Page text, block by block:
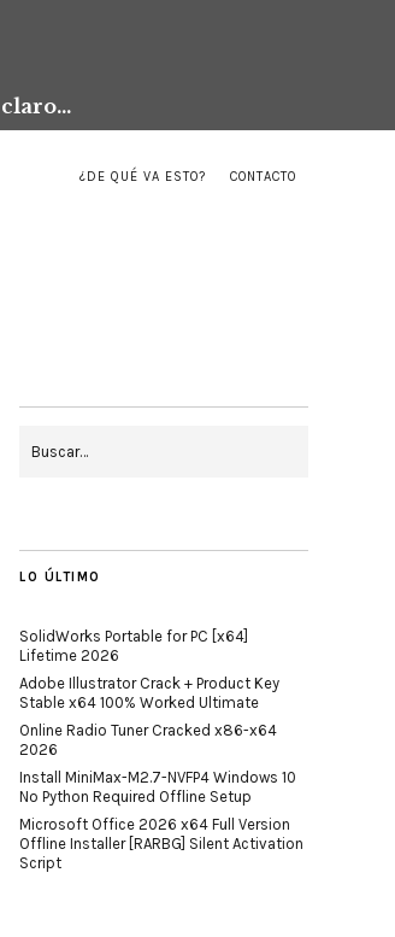
¿DE QUÉ VA ESTO? CONTACTO
LO ÚLTIMO
SolidWorks Portable for PC [x64]
Lifetime 2026
Adobe Illustrator Crack + Product Key
Stable x64 100% Worked Ultimate
Online Radio Tuner Cracked x86-x64
2026
Install MiniMax-M2.7-NVFP4 Windows 10
No Python Required Offline Setup
Microsoft Office 2026 x64 Full Version
Offline Installer [RARBG] Silent Activation
Script